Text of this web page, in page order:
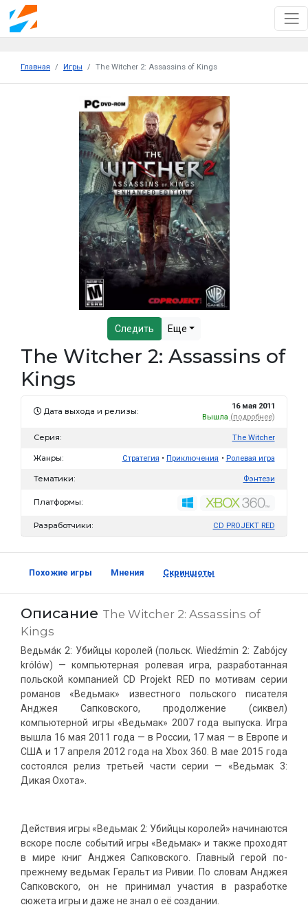
Главная Игры The Witcher 2: Assassins of Kings
Следить Еще
The Witcher 2: Assassins of
Kings
Дата выхода и релизы:
16 мая 2011
Вышла (подробнее)
Серия: The Witcher
Жанры: Стратегия Приключения Ролевая игра
Тематики: Фэнтези
Платформы:
Разработчики: CD PROJEKT RED
Похожие игры Мнения Скриншоты
Описание The Witcher 2: Assassins of
Kings
Ведьма́к 2: Убийцы королей (польск. Wiedźmin 2: Zabójcy
królów) — компьютерная ролевая игра, разработанная
польской компанией CD Projekt RED по мотивам серии
романов «Ведьмак» известного польского писателя
Анджея Сапковского, продолжение (сиквел)
компьютерной игры «Ведьмак» 2007 года выпуска. Игра
вышла 16 мая 2011 года — в России, 17 мая — в Европе и
США и 17 апреля 2012 года на Xbox 360. В мае 2015 года
состоялся релиз третьей части серии — «Ведьмак 3:
Дикая Охота».
Действия игры «Ведьмак 2: Убийцы королей» начинаются
вскоре после событий игры «Ведьмак» и также проходят
в мире книг Анджея Сапковского. Главный герой по-
прежнему ведьмак Геральт из Ривии. По словам Анджея
Сапковского, он не принимал участия в разработке
сюжета игры и даже не знал о её создании.